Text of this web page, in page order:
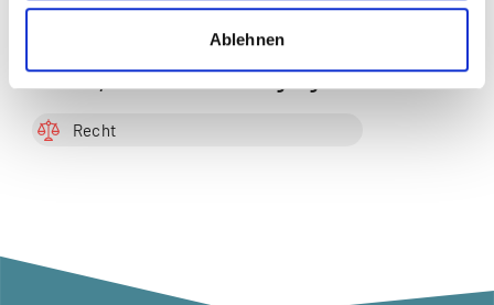
Ablehnen
Zur Merkliste hinzufügen
Recht